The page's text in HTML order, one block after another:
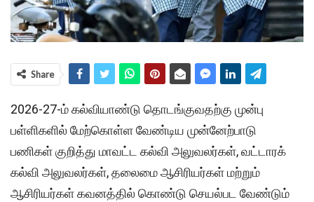
Share
2026-27-ம் கல்வியாண்டு தொடங்குவதற்கு முன்பு
பள்ளிகளில் மேற்கொள்ள வேண்டிய முன்னேற்பாடு
பணிகள் குறித்து மாவட்ட கல்வி அலுவலர்கள், வட்டாரக்
கல்வி அலுவலர்கள், தலைமை ஆசிரியர்கள் மற்றும்
ஆசிரியர்கள் கவனத்தில் கொண்டு செயல்பட வேண்டும்